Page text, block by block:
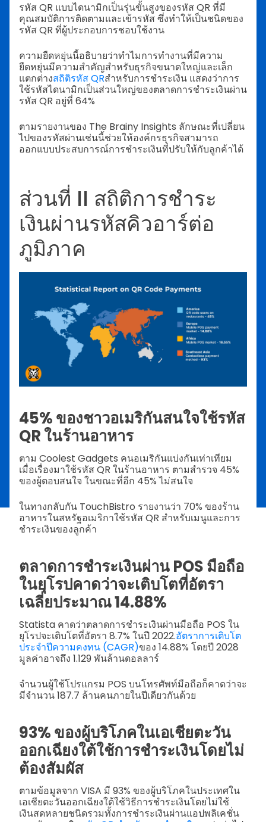
รหัส QR แบบไดนามิกเป็นรุ่นขั้นสูงของรหัส QR ที่มี
คุณสมบัติการติดตามและเข้ารหัส ซึ่งทำให้เป็นชนิดของ
รหัส QR ที่ผู้ประกอบการชอบใช้งาน
ความยืดหยุ่นนี้อธิบายว่าทำไมการทำงานที่มีความ
ยืดหยุ่นมีความสำคัญสำหรับธุรกิจขนาดใหญ่และเล็ก
แตกต่างสถิติรหัส QRสำหรับการชำระเงิน แสดงว่าการ
ใช้รหัสไดนามิกเป็นส่วนใหญ่ของตลาดการชำระเงินผ่าน
รหัส QR อยู่ที่ 64%
ตามรายงานของ The Brainy Insights ลักษณะที่เปลี่ยน
ไปของรหัสผ่านเช่นนี้ช่วยให้องค์กรธุรกิจสามารถ
ออกแบบประสบการณ์การชำระเงินที่ปรับให้กับลูกค้าได้
ส่วนที่ II สถิติการชำระ
เงินผ่านรหัสคิวอาร์ต่อ
ภูมิภาค
45% ของชาวอเมริกันสนใจใช้รหัส
QR ในร้านอาหาร
ตาม Coolest Gadgets คนอเมริกันแบ่งกันเท่าเทียม
เมื่อเรื่องมาใช้รหัส QR ในร้านอาหาร ตามสำรวจ 45%
ของผู้ตอบสนใจ ในขณะที่อีก 45% ไม่สนใจ
ในทางกลับกัน TouchBistro รายงานว่า 70% ของร้าน
อาหารในสหรัฐอเมริกาใช้รหัส QR สำหรับเมนูและการ
ชำระเงินของลูกค้า
ตลาดการชำระเงินผ่าน POS มือถือ
ในยุโรปคาดว่าจะเติบโตที่อัตรา
เฉลี่ยประมาณ 14.88%
Statista คาดว่าตลาดการชำระเงินผ่านมือถือ POS ใน
ยุโรปจะเติบโตที่อัตรา 8.7% ในปี 2022.อัตราการเติบโต
ประจำปีความคงทน (CAGR)ของ 14.88% โดยปี 2028
มูลค่าอาจถึง 1.129 พันล้านดอลลาร์
จำนวนผู้ใช้โปรแกรม POS บนโทรศัพท์มือถือก็คาดว่าจะ
มีจำนวน 187.7 ล้านคนภายในปีเดียวกันด้วย
93% ของผู้บริโภคในเอเชียตะวัน
ออกเฉียงใต้ใช้การชำระเงินโดยไม่
ต้องสัมผัส
ตามข้อมูลจาก VISA มี 93% ของผู้บริโภคในประเทศใน
เอเชียตะวันออกเฉียงใต้ใช้วิธีการชำระเงินโดยไม่ใช้
เงินสดหลายชนิดรวมทั้งการชำระเงินผ่านแอปพลิเคชั่น